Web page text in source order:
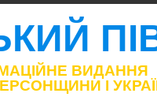
ВИДАННЯ
І